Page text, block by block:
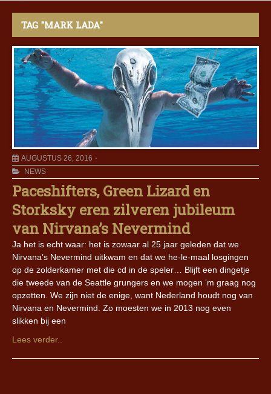
TAG "MARK LADA"
AUGUSTUS 26, 2016
NEWS
Paceshifters, Green Lizard en
Storksky eren zilveren jubileum
van Nirvana’s Nevermind
Ja het is echt waar: het is zowaar al 25 jaar geleden dat we
Nirvana’s Nevermind uitkwam en dat we he-le-maal losgingen
op de zolderkamer met die cd in de speler… Blijft een dingetje
die tweede van de Seattle grungers en we mogen ‘m graag nog
opzetten. We zijn niet de enige, want Nederland houdt nog van
Nirvana en Nevermind. Zo moesten we in 2013 nog even
slikken bij een
Lees verder..